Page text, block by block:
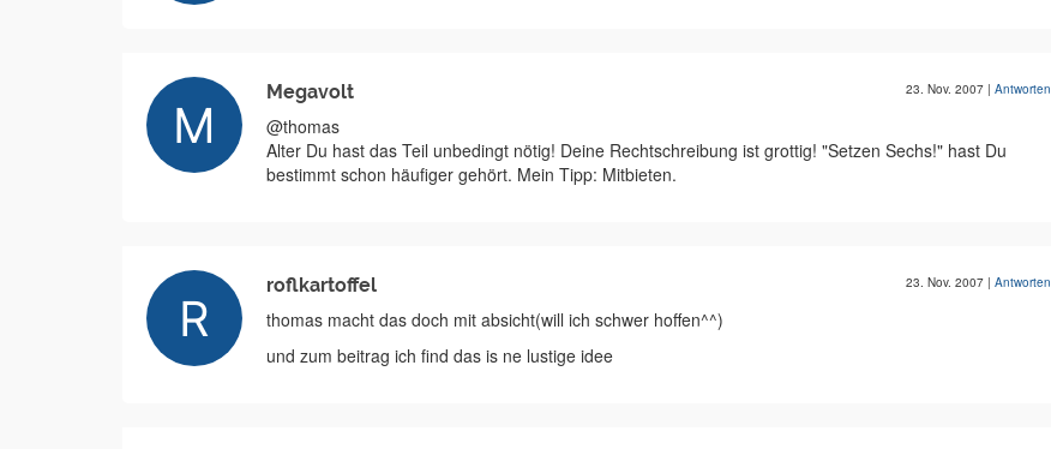
Megavolt 23. Nov. 2007 | Antworten
@thomas
Alter Du hast das Teil unbedingt nötig! Deine Rechtschreibung ist grottig! "Setzen Sechs!" hast Du
bestimmt schon häufiger gehört. Mein Tipp: Mitbieten.
roflkartoffel 23. Nov. 2007 | Antworten
thomas macht das doch mit absicht(will ich schwer hoffen^^)
und zum beitrag ich find das is ne lustige idee